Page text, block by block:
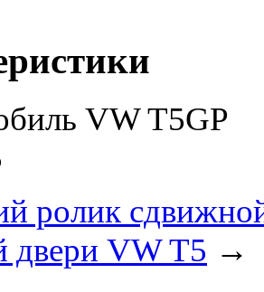
VW T5GP
ролик
двери VW T5 →